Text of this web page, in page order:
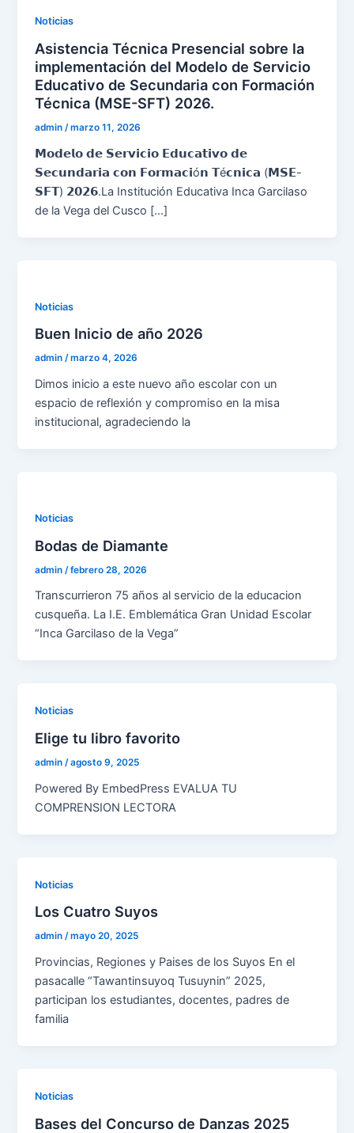
Noticias
Asistencia Técnica Presencial sobre la
implementación del Modelo de Servicio
Educativo de Secundaria con Formación
Técnica (MSE-SFT) 2026.
admin/marzo 11, 2026
𝗠𝗼𝗱𝗲𝗹𝗼 𝗱𝗲 𝗦𝗲𝗿𝘃𝗶𝗰𝗶𝗼 𝗘𝗱𝘂𝗰𝗮𝘁𝗶𝘃𝗼 𝗱𝗲
𝗦𝗲𝗰𝘂𝗻𝗱𝗮𝗿𝗶𝗮 𝗰𝗼𝗻 𝗙𝗼𝗿𝗺𝗮𝗰𝗶ó𝗻 𝗧é𝗰𝗻𝗶𝗰𝗮 (𝗠𝗦𝗘-
𝗦𝗙𝗧) 𝟮𝟬𝟮𝟲.La Institución Educativa Inca Garcilaso
de la Vega del Cusco […]
Noticias
Buen Inicio de año 2026
admin/marzo 4, 2026
Dimos inicio a este nuevo año escolar con un
espacio de reflexión y compromiso en la misa
institucional, agradeciendo la
Noticias
Bodas de Diamante
admin /febrero 28, 2026
Transcurrieron 75 años al servicio de la educacion
cusqueña. La I.E. Emblemática Gran Unidad Escolar
“Inca Garcilaso de la Vega”
Noticias
Elige tu libro favorito
admin/agosto 9, 2025
Powered By EmbedPress EVALUA TU
COMPRENSION LECTORA
Noticias
Los Cuatro Suyos
admin/mayo 20, 2025
Provincias, Regiones y Paises de los Suyos En el
pasacalle “Tawantinsuyoq Tusuynin” 2025,
participan los estudiantes, docentes, padres de
familia
Noticias
Bases del Concurso de Danzas 2025